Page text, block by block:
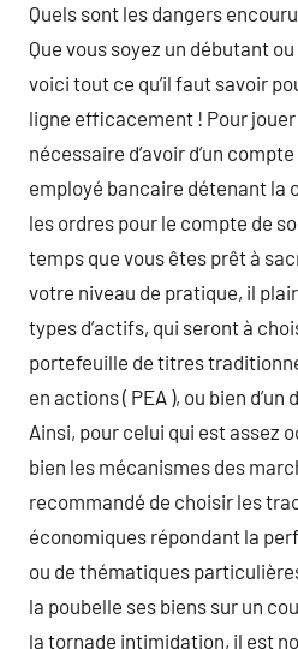
Quels sont les dangers
Que vous soyez un débutant
voici tout ce qu’il faut savoir
ligne efficacement ! Pour
nécessaire d’avoir d’un
employé bancaire détenant la
les ordres pour le compte de
temps que vous êtes prêt à
votre niveau de pratique, il
types d’actifs, qui seront à
portefeuille de titres
en actions ( PEA ), ou bien
Ainsi, pour celui qui est assez
bien les mécanismes des
recommandé de choisir les
économiques répondant la
ou de thématiques
la poubelle ses biens sur un
la tornade intimidation, il est